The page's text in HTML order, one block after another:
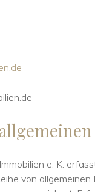
e. K.
von